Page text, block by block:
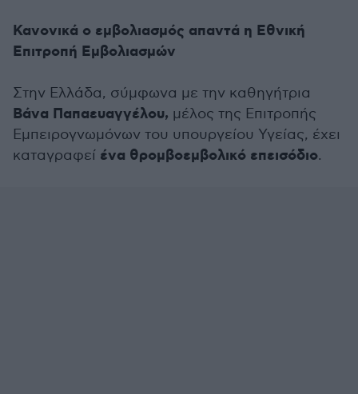
Κανονικά ο εμβολιασμός απαντά η Εθνική
Επιτροπή Εμβολιασμών
Στην Ελλάδα, σύμφωνα με την καθηγήτρια
Βάνα Παπαευαγγέλου, μέλος της Επιτροπής
Εμπειρογνωμόνων του υπουργείου Υγείας, έχει
καταγραφεί ένα θρομβοεμβολικό επεισόδιο.